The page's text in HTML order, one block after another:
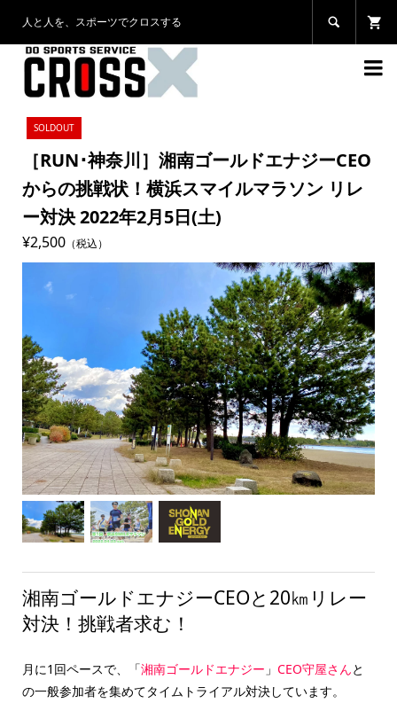
人と人を、スポーツでクロスする 

SOLDOUT
［RUN･神奈川］湘南ゴールドエナジーCEO
からの挑戦状！横浜スマイルマラソン リレ
ー対決 2022年2月5日(土)
¥2,500（税込）
湘南ゴールドエナジーCEOと20㎞リレー
対決！挑戦者求む！
月に1回ペースで、「湘南ゴールドエナジー 」 CEO守屋さんと
の一般参加者を集めてタイムトライアル対決しています。